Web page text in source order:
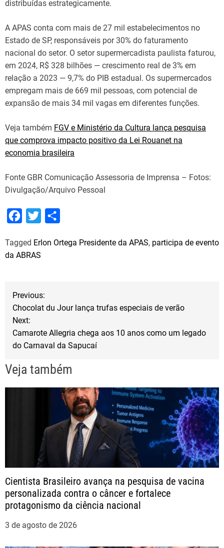
distribuídas estrategicamente.
A APAS conta com mais de 27 mil estabelecimentos no
Estado de SP, responsáveis por 30% do faturamento
nacional do setor. O setor supermercadista paulista faturou,
em 2024, R$ 328 bilhões — crescimento real de 3% em
relação a 2023 — 9,7% do PIB estadual. Os supermercados
empregam mais de 669 mil pessoas, com potencial de
expansão de mais 34 mil vagas em diferentes funções.
Veja também FGV e Ministério da Cultura lança pesquisa
que comprova impacto positivo da Lei Rouanet na
economia brasileira
Fonte GBR Comunicação Assessoria de Imprensa – Fotos:
Divulgação/Arquivo Pessoal
c
e
o
k
i
r
a
Tagged Erlon Ortega Presidente da APAS, participa de evento
da ABRAS
N
e
g
o
d
e
Previous:
Chocolat du Jour lança trufas especiais de verão
Next:
Camarote Allegria chega aos 10 anos como um legado
do Carnaval da Sapucaí
Veja também
Cientista Brasileiro avança na pesquisa de vacina
personalizada contra o câncer e fortalece
protagonismo da ciência nacional
3 de agosto de 2026